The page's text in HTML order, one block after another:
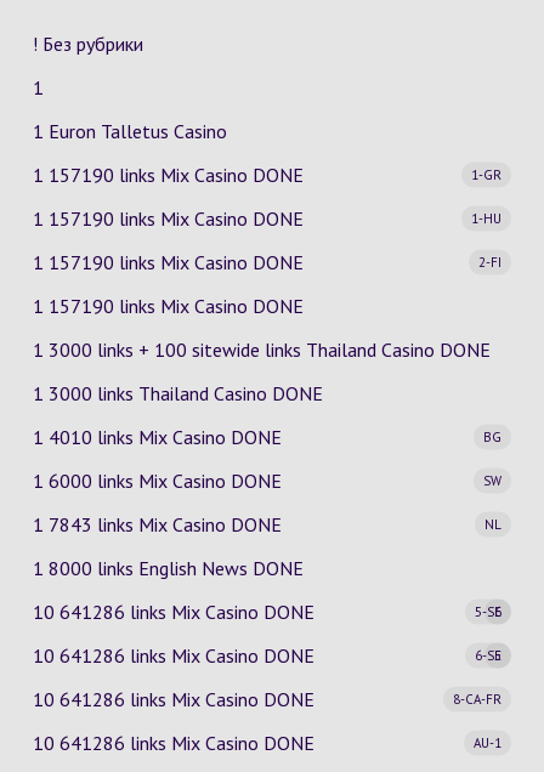
! Без рубрики
1
1 Euron Talletus Casino
1 157190 links Mix Casino
1-GR
DONE
1 157190 links Mix Casino
1-HU
DONE
1 157190 links Mix Casino
2-FI
DONE
1 157190 links Mix Casino DONE
1 3000 links + 100 sitewide links Thailand Casino DONE
1 3000 links Thailand Casino DONE
1 4010 links Mix Casino
BG
DONE
1 6000 links Mix Casino
SW
DONE
1 7843 links Mix Casino
NL
DONE
1 8000 links English News DONE
10 641286 links Mix Casino
5-SE
6
DONE
10 641286 links Mix Casino
6-SE
5
DONE
10 641286 links Mix Casino
8-CA-FR
DONE
10 641286 links Mix Casino
AU-1
DONE